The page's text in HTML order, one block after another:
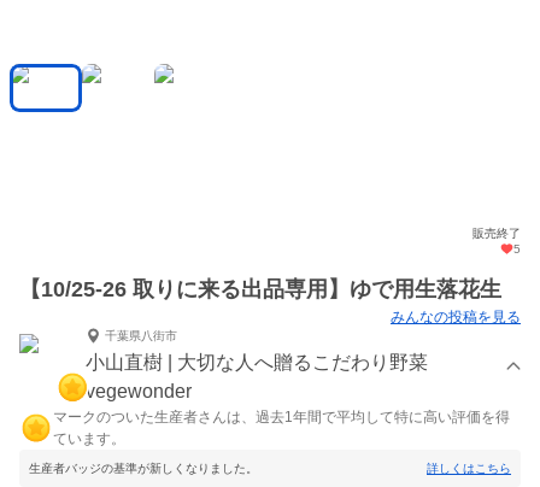
販売終了
5
【10/25-26 取りに来る出品専用】ゆで用生落花生
みんなの投稿を見る
千葉県八街市
小山直樹 | 大切な人へ贈るこだわり野菜
vegewonder
マークのついた生産者さんは、過去1年間で平均して特に高い評価を得
ています。
生産者バッジの基準が新しくなりました。 詳しくはこちら